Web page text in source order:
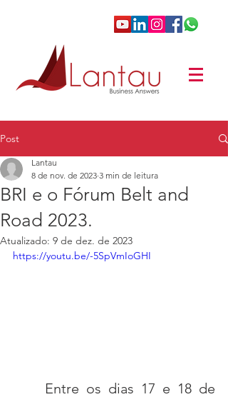
Post
BRI e o Fórum Belt and
Road 2023.
Lantau
8 de nov. de 2023 3 min de leitura
Atualizado: 9 de dez. de 2023
https://youtu.be/-5SpVmIoGHI